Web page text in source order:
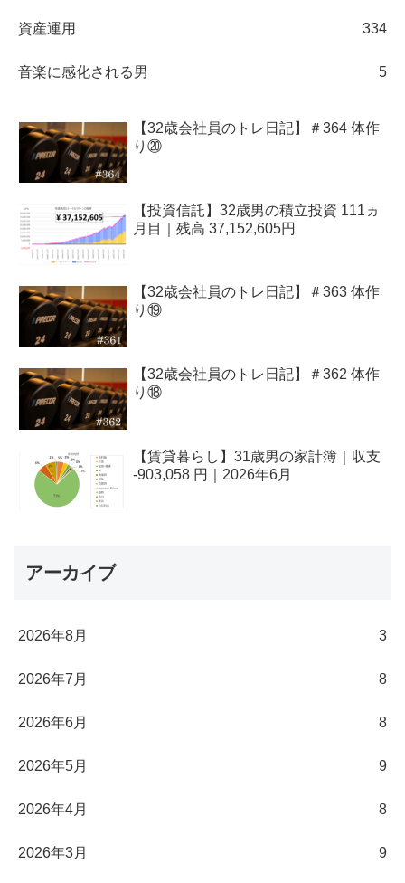
資産運用 334
音楽に感化される男 5
【32歳会社員のトレ日記】＃364 体作
り⑳
【投資信託】32歳男の積立投資 111ヵ
月目｜残高 37,152,605円
【32歳会社員のトレ日記】＃363 体作
り⑲
【32歳会社員のトレ日記】＃362 体作
り⑱
【賃貸暮らし】31歳男の家計簿｜収支
-903,058 円｜2026年6月
アーカイブ
2026年8月 3
2026年7月 8
2026年6月 8
2026年5月 9
2026年4月 8
2026年3月 9